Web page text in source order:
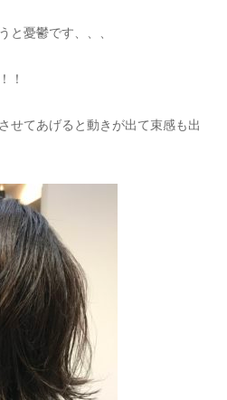
と憂鬱です、、、
！
せてあげると動きが出て束感も出